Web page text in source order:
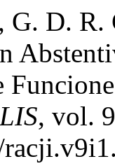
G. D. R.
, vol.